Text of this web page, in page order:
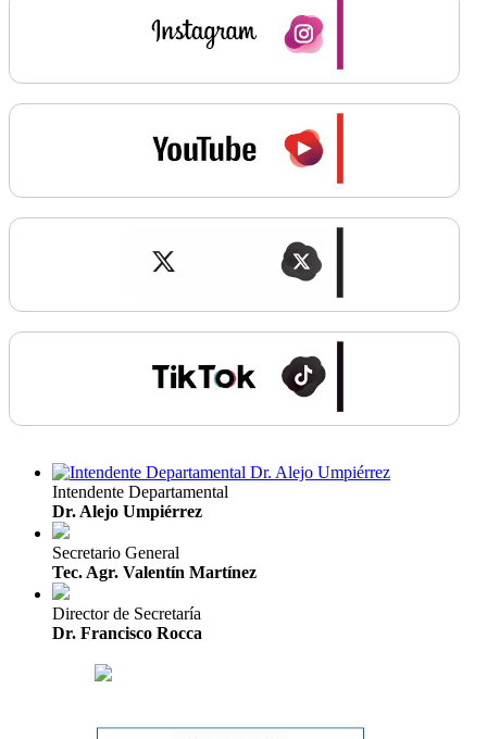
Intendente Departamental
Dr. Alejo Umpiérrez
Secretario General
Tec. Agr. Valentín Martínez
Director de Secretaría
Dr. Francisco Rocca